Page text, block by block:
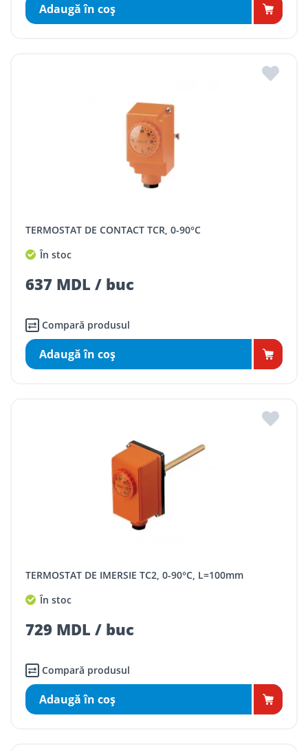
Adaugă în coş
TERMOSTAT DE CONTACT TCR, 0-90°C
În stoc
637 MDL / buc
Compară produsul
Adaugă în coş
TERMOSTAT DE IMERSIE TC2, 0-90°C, L=100mm
În stoc
729 MDL / buc
Compară produsul
Adaugă în coş